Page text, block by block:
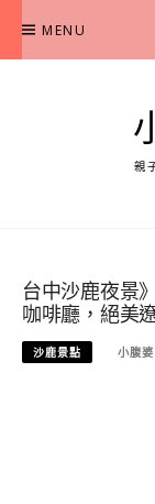
content
MENU
親
台中沙鹿夜景
咖啡廳，絕美
沙鹿景點 小腹婆